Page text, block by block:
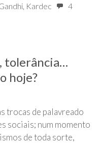
, Kardec
4
tolerância…
hoje?
trocas de palavreado
sociais; num momento
de toda sorte,